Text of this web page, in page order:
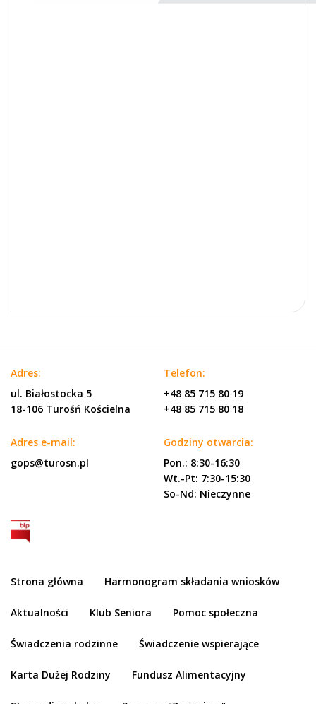
Adres:
ul. Białostocka 5
18-106 Turośń Kościelna
Telefon:
+48 85 715 80 19
+48 85 715 80 18
Adres e-mail:
gops@turosn.pl
Godziny otwarcia:
Pon.: 8:30-16:30
Wt.-Pt: 7:30-15:30
So-Nd: Nieczynne
Strona główna Harmonogram składania wniosków
Aktualności Klub Seniora Pomoc społeczna
Świadczenia rodzinne Świadczenie wspierające
Karta Dużej Rodziny Fundusz Alimentacyjny